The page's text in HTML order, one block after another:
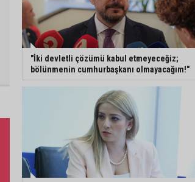
"İki devletli çözümü kabul etmeyeceğiz;
bölünmenin cumhurbaşkanı olmayacağım!"